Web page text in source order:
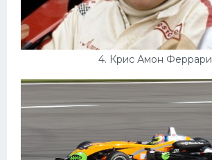
4. Крис Амон Феррари